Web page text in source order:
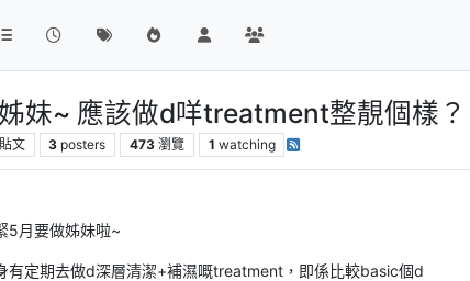
妹~ 應該做d咩treatment整靚個樣？
貼文 3 posters 473 瀏覽 1 watching
5月要做姊妹啦~
有定期去做d深層清潔+補濕嘅treatment，即係比較basic個d